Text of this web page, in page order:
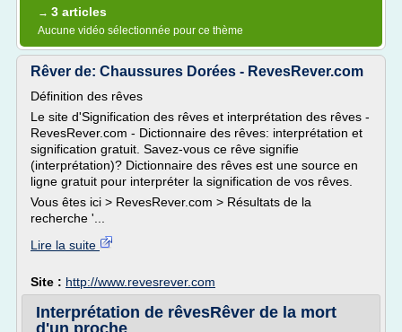
→ 3 articles
Aucune vidéo sélectionnée pour ce thème
Rêver de: Chaussures Dorées - RevesRever.com
Définition des rêves
Le site d'Signification des rêves et interprétation des rêves -
RevesRever.com - Dictionnaire des rêves: interprétation et
signification gratuit. Savez-vous ce rêve signifie
(interprétation)? Dictionnaire des rêves est une source en
ligne gratuit pour interpréter la signification de vos rêves.
Vous êtes ici > RevesRever.com > Résultats de la
recherche '...
Lire la suite
Site : http://www.revesrever.com
Interprétation de rêvesRêver de la mort
d'un proche